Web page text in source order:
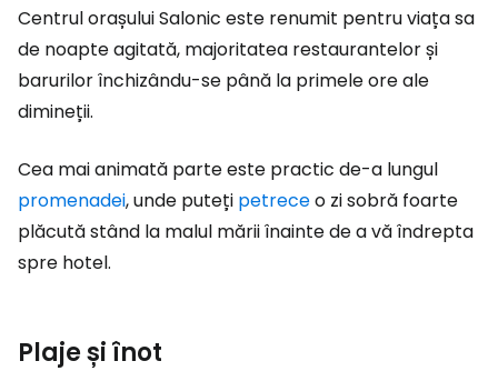
Centrul orașului Salonic este renumit pentru viața sa
de noapte agitată, majoritatea restaurantelor și
barurilor închizându-se până la primele ore ale
dimineții.
Cea mai animată parte este practic de-a lungul
promenadei, unde puteți petreceo zi sobră foarte
plăcută stând la malul mării înainte de a vă îndrepta
spre hotel.
Plaje și înot